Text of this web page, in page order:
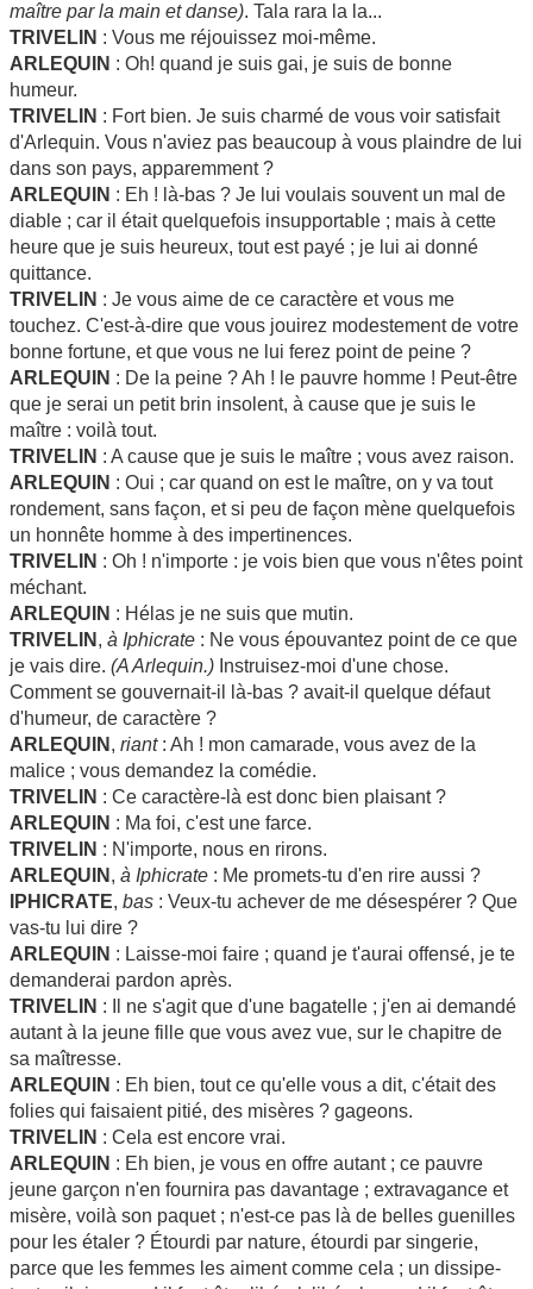
maître par la main et danse). Tala rara la la...
TRIVELIN : Vous me réjouissez moi-même.
ARLEQUIN : Oh! quand je suis gai, je suis de bonne
humeur.
TRIVELIN : Fort bien. Je suis charmé de vous voir satisfait
d'Arlequin. Vous n'aviez pas beaucoup à vous plaindre de lui
dans son pays, apparemment ?
ARLEQUIN : Eh ! là-bas ? Je lui voulais souvent un mal de
diable ; car il était quelquefois insupportable ; mais à cette
heure que je suis heureux, tout est payé ; je lui ai donné
quittance.
TRIVELIN : Je vous aime de ce caractère et vous me
touchez. C'est-à-dire que vous jouirez modestement de votre
bonne fortune, et que vous ne lui ferez point de peine ?
ARLEQUIN : De la peine ? Ah ! le pauvre homme ! Peut-être
que je serai un petit brin insolent, à cause que je suis le
maître : voilà tout.
TRIVELIN : A cause que je suis le maître ; vous avez raison.
ARLEQUIN : Oui ; car quand on est le maître, on y va tout
rondement, sans façon, et si peu de façon mène quelquefois
un honnête homme à des impertinences.
TRIVELIN : Oh ! n'importe : je vois bien que vous n'êtes point
méchant.
ARLEQUIN : Hélas je ne suis que mutin.
TRIVELIN , à Iphicrate : Ne vous épouvantez point de ce que
je vais dire. (A Arlequin.) Instruisez-moi d'une chose.
Comment se gouvernait-il là-bas ? avait-il quelque défaut
d'humeur, de caractère ?
ARLEQUIN , riant: Ah ! mon camarade, vous avez de la
malice ; vous demandez la comédie.
TRIVELIN : Ce caractère-là est donc bien plaisant ?
ARLEQUIN : Ma foi, c'est une farce.
TRIVELIN : N'importe, nous en rirons.
ARLEQUIN , à Iphicrate : Me promets-tu d'en rire aussi ?
IPHICRATE, bas : Veux-tu achever de me désespérer ? Que
vas-tu lui dire ?
ARLEQUIN : Laisse-moi faire ; quand je t'aurai offensé, je te
demanderai pardon après.
TRIVELIN : Il ne s'agit que d'une bagatelle ; j'en ai demandé
autant à la jeune fille que vous avez vue, sur le chapitre de
sa maîtresse.
ARLEQUIN : Eh bien, tout ce qu'elle vous a dit, c'était des
folies qui faisaient pitié, des misères ? gageons.
TRIVELIN : Cela est encore vrai.
ARLEQUIN : Eh bien, je vous en offre autant ; ce pauvre
jeune garçon n'en fournira pas davantage ; extravagance et
misère, voilà son paquet ; n'est-ce pas là de belles guenilles
pour les étaler ? Étourdi par nature, étourdi par singerie,
parce que les femmes les aiment comme cela ; un dissipe-